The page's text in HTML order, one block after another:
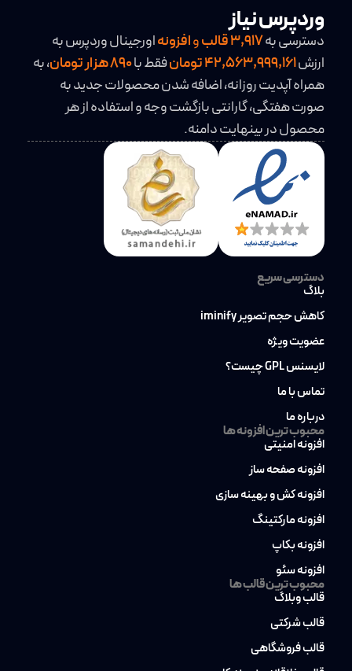
وردپرس نیاز
دسترسی به3,917قالبوافزونهاورجینال وردپرس به
ارزش42,563,999,161 تومان فقط با
، به
همراه آپدیت روزانه، اضافه شدن محصولات جدید به
صورت هفتگی، گارانتی بازگشت وجه و استفاده از هر
محصول در بینهایت دامنه.
دسترسی سریع
بلاگ
کاهش حجم تصویر iminify
عضویت ویژه
لایسنس GPL چیست؟
تماس با ما
درباره ما
محبوب ترین افزونه ها
افزونه امنیتی
افزونه صفحه ساز
افزونه کش و بهینه سازی
افزونه مارکتینگ
افزونه بکاپ
افزونه سئو
محبوب ترین قالب ها
قالب وبلاگ
قالب شرکتی
قالب فروشگاهی